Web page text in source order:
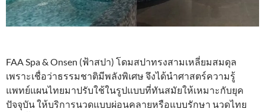
FAA Spa & Onsen (ฟ้าสปา) โดมสปาทรงสามเหลี่ยมสมดุล
เพราะเชื่อว่าธรรมชาติมีพลังพิเศษ จึงได้นําศาสตร์ความรู้
แพทย์แผนไทยมาปรับใช้ในรูปแบบที่ทันสมัยให้เหมาะกับยุค
ปัจจุบัน ให้บริการนวดแบบผ่อนคลายหรือแบบรักษา นวดไทย